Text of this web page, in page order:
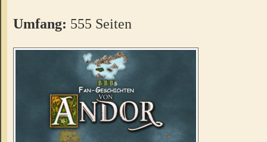
Umfang: 555 Seiten